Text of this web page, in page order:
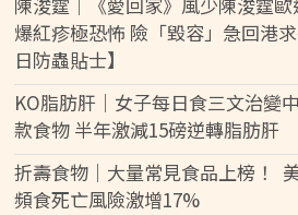
爆紅疹極恐怖 險「毀容」急回港
日防蟲貼士】
KO脂肪肝｜女子每日食三文治變
款食物 半年激減15磅逆轉脂肪肝
折壽食物｜大量常見食品上榜！
頻食死亡風險激增17%